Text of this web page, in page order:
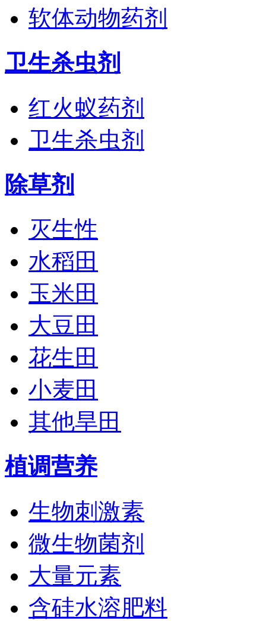
软体动物药剂
卫生杀虫剂
红火蚁药剂
卫生杀虫剂
除草剂
灭生性
水稻田
玉米田
大豆田
花生田
小麦田
其他旱田
植调营养
生物刺激素
微生物菌剂
大量元素
含硅水溶肥料